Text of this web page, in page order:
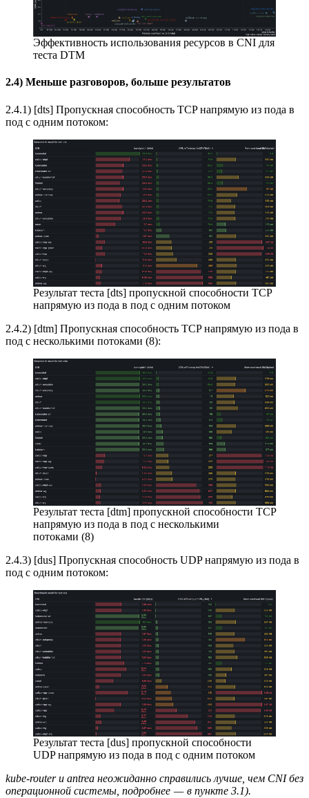
Эффективность использования ресурсов в CNI для
теста DTM
2.4) Меньше разговоров, больше результатов
2.4.1) [dts] Пропускная способность TCP напрямую из пода в
под с одним потоком:
Результат теста [dts] пропускной способности TCP
напрямую из пода в под с одним потоком
2.4.2) [dtm] Пропускная способность TCP напрямую из пода в
под с несколькими потоками (8):
Результат теста [dtm] пропускной способности TCP
напрямую из пода в под с несколькими
потоками (8)
2.4.3) [dus] Пропускная способность UDP напрямую из пода в
под с одним потоком:
Результат теста [dus] пропускной способности
UDP напрямую из пода в под с одним потоком
kube-router и antrea неожиданно справились лучше, чем CNI без
операционной системы, подробнее — в пункте 3.1).